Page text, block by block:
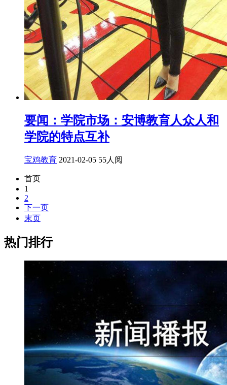
要闻：学院市场：安博教育人众人和
学院的特点互补
宝鸡教育 2021-02-05 55人阅
首页
1
2
下一页
末页
热门排行